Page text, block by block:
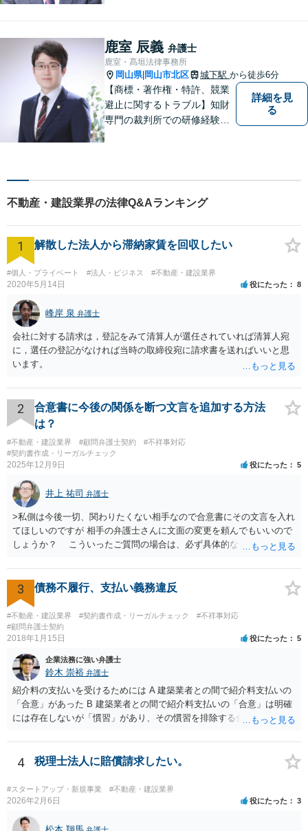
きます。どんなささいなこと
でも構いません。お気軽にご
相談ください。【土曜日も受
付可能】【専用駐車場あり】
鹿室 辰義 弁護士
鹿室・髙垣法律事務所
岡山県| 岡山市北区 城下駅 から徒歩6分
【商標・著作権・特許、競業
避止に関するトラブル】知財
専門の裁判所での研修経験、
に関する相談対応、トラブル
解決実績多数。
詳細を見
る
不動産・建設業界の法律Q&Aランキング
1 解散した法人から滞納家賃を回収したい
#個人・プライベート #法人・ビジネス #不動産・建設業界
2020年5月14日 役にたった 8
峰岸 泉 弁護士
会社に対する請求は，登記をみて清算人が選任されていれば清算人宛
に，選任の登記がなければ当時の取締役宛に請求書を送ればいいと思
います。
2
合意書に今後の関係を断つ文言を追加する方法
は？
#不動産・建設業界 #顧問弁護士契約
#不祥事対応
#契約書作成・リーガルチェック
2025年12月9日 役にたった 5
井上 祐司 弁護士
>私側は今後一切、関わりたくない相手なので合意書にその文言を入れ
てほしいのですが 相手の弁護士さんに文面の変更を頼んでもいいので
しょうか？ こういったご質問の場合は、必ず具体的な合意書案をも
には、ご質問のような懸念を払しょくするために、 「甲及び乙は，本
示談書に記載するもののほか，甲と乙の間には何らの債権債務が存し
ないことを相互に確認する。」 という清算条項を入れることが一般的
です。 以上に加え、「本件については，当事者協議の結果，上記示
談条件のとおり示談が成立したので，今後本件の上記示談内容に関し
てはどんな事情が生じても双方共裁判上又は裁判外においても一切異
議，請求の申立をしないことを誓約する。」という条項を入れること
がありますが、この条項は一つのプレッシャーのようなもので、現実
には今後一切裁判を起こす権利を放棄する、という合意はできません
し、予測できない後発的損害については示談後であっても請求できる
ので、上記の清算条項のみの場合がほとんどです。
3 債務不履行、支払い義務違反
#不動産・建設業界 #契約書作成・リーガルチェック
#不祥事対応
#顧問弁護士契約
2018年1月15日 役にたった 5
企業法務に強い弁護士
鈴木 崇裕 弁護士
紹介料の支払いを受けるためには A 建築業者との間で紹介料支払いの
「合意」があった B 建築業者との間で紹介料支払いの「合意」は明確
には存在しないが「慣習」があり、その慣習を排除する合意がない と
っとも、裁判所は「慣習」を容易には認めませんから、Aの主張に重き
をおくほうがよろしいと思います。 Aの主張で重要になるのは、例え
ば ・相手方建築業者が「当初払う」と言っていた事実、経緯、内容 ・
貴社が相手方建築業者に対して紹介料支払いを求めた事実 、経緯、内
容 ・相手方建築業者が過去に紹介料を支払った事実 ・相手方建築業者
が施主に対して紹介料支払いを前提とする言動をしていたかどうか な
どです（これに限られません。）。 弁護士に相談のうえ、詳細な事実
4 税理士法人に賠償請求したい。
#スタートアップ・新規事業 #不動産・建設業界
2026年2月6日 役にたった 3
松本 翔馬 弁護士